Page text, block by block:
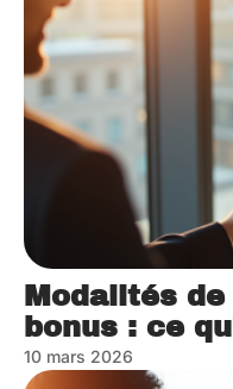
Modalités
bonus : ce
10 mars 2026